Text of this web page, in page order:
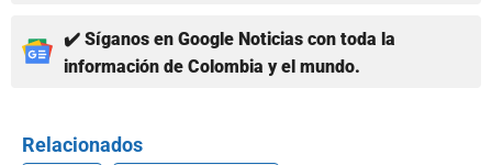
✔️ Síganos en Google Noticias con toda la
información de Colombia y el mundo.
Relacionados